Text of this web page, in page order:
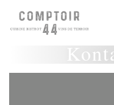
Panel pro správu